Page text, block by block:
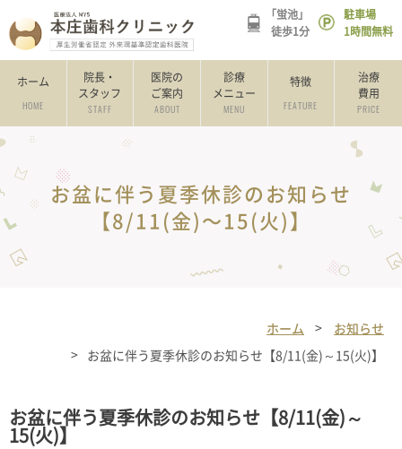
「蛍池」
徒歩1分
駐車場
1時間無料
お盆に伴う夏季休診のお知らせ
【8/11(金)～15(火)】
ホーム
HOME
院長・
スタッフ
STAFF
医院の
ご案内
ABOUT
診療
メニュー
MENU
特徴
FEATURE
治療
費用
PRICE
ホーム
お知らせ
お盆に伴う夏季休診のお知らせ【8/11(金)～15(火)】
お盆に伴う夏季休診のお知らせ【8/11(金)～
15(火)】